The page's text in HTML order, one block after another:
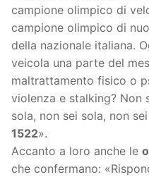
campione olimpico di
campione olimpico di
della nazionale italiana.
veicola una parte del
maltrattamento fisico o
violenza e stalking? Non
sola, non sei sola, non
1522».
Accanto a loro anche le
che confermano: